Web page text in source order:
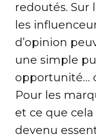
redoutés. Sur
les
d’opinion
une simple
opportunité…
Pour les
et ce que
devenu